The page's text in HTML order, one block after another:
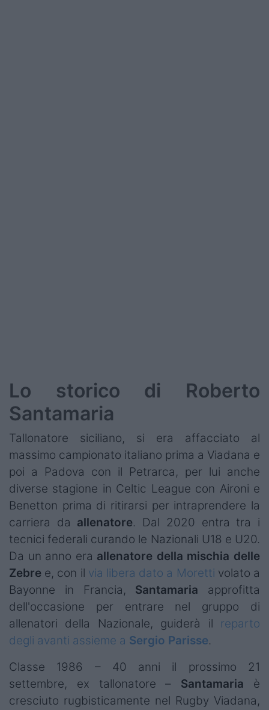
Lo storico di Roberto
Santamaria
Tallonatore siciliano, si era affacciato al
massimo campionato italiano prima a Viadana e
poi a Padova con il Petrarca, per lui anche
diverse stagione in Celtic League con Aironi e
Benetton prima di ritirarsi per intraprendere la
carriera da allenatore. Dal 2020 entra tra i
tecnici federali curando le Nazionali U18 e U20.
Da un anno era allenatore della mischia delle
Zebre e, con il via libera dato a Moretti volato a
Bayonne in Francia, Santamaria approfitta
dell'occasione per entrare nel gruppo di
allenatori della Nazionale, guiderà il reparto
degli avanti assieme a Sergio Parisse.
Classe 1986 – 40 anni il prossimo 21
settembre, ex tallonatore – Santamaria è
cresciuto rugbisticamente nel Rugby Viadana,